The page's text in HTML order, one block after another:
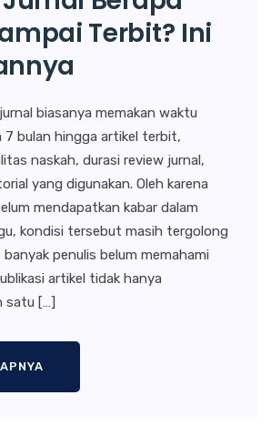
Terbit? Ini
biasanya memakan waktu
7 bulan hingga artikel terbit,
naskah, durasi review jurnal,
yang digunakan. Oleh karena
mendapatkan kabar dalam
kondisi tersebut masih tergolong
banyak penulis belum memahami
artikel tidak hanya
satu […]